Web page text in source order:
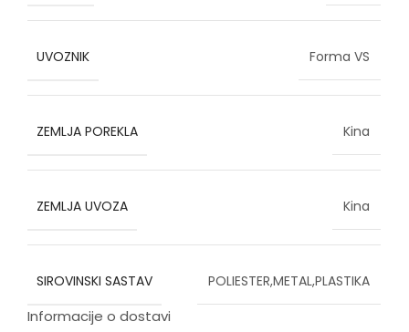
UVOZNIK Forma VS
ZEMLJA POREKLA Kina
ZEMLJA UVOZA Kina
SIROVINSKI SASTAV POLIESTER,METAL,PLASTIKA
Informacije o dostavi